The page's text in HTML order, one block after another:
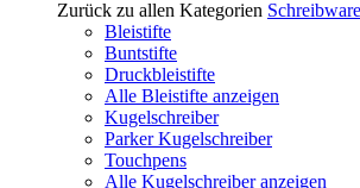
Zurück zu allen Kategorien
Bleistifte
Buntstifte
Druckbleistifte
Alle Bleistifte anzeigen
Kugelschreiber
Parker Kugelschreiber
Touchpens
Alle Kugelschreiber anzeigen